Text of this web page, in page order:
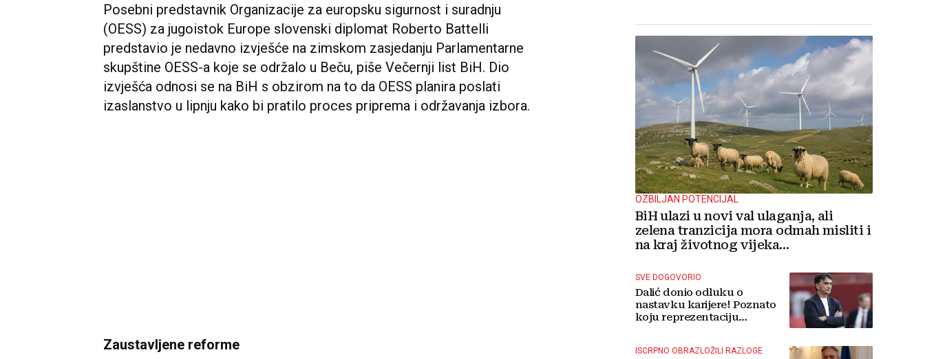
Posebni predstavnik Organizacije za europsku sigurnost i suradnju
(OESS) za jugoistok Europe slovenski diplomat Roberto Battelli
predstavio je nedavno izvješće na zimskom zasjedanju Parlamentarne
skupštine OESS-a koje se održalo u Beču, piše Večernji list BiH. Dio
izvješća odnosi se na BiH s obzirom na to da OESS planira poslati
izaslanstvo u lipnju kako bi pratilo proces priprema i održavanja izbora.
Zaustavljene reforme
OZBILJAN POTENCIJAL
BiH ulazi u novi val ulaganja, ali
zelena tranzicija mora odmah misliti i
na kraj životnog vijeka
SVE DOGOVORIO
Dalić donio odluku o
nastavku karijere! Poznato
koju reprezentaciju
ISCRPNO OBRAZLOŽILI RAZLOGE